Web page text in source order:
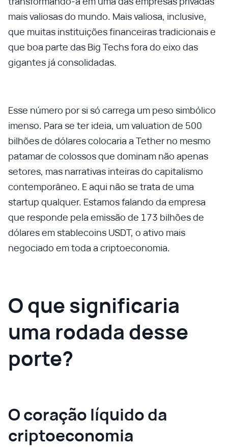
mais valiosas do mundo. Mais valiosa, inclusive,
que muitas instituições financeiras tradicionais e
que boa parte das Big Techs fora do eixo das
gigantes já consolidadas.
Esse número por si só carrega um peso simbólico
imenso. Para se ter ideia, um valuation de 500
bilhões de dólares colocaria a Tether no mesmo
patamar de colossos que dominam não apenas
setores, mas narrativas inteiras do capitalismo
contemporâneo. E aqui não se trata de uma
startup qualquer. Estamos falando da empresa
que responde pela emissão de 173 bilhões de
dólares em stablecoins USDT, o ativo mais
negociado em toda a criptoeconomia.
O que significaria
uma rodada desse
porte?
O coração líquido da
criptoeconomia